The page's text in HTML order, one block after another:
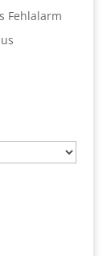
Fehlalarm